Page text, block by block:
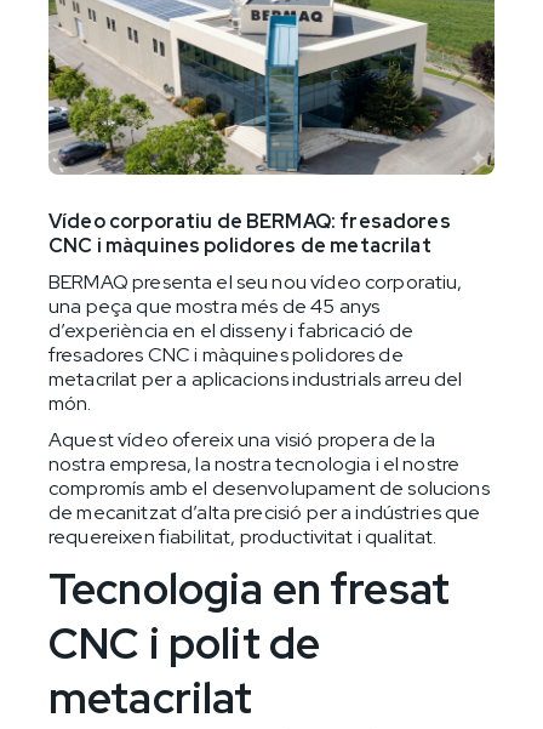
Vídeo corporatiu de BERMAQ: fresadores
CNC i màquines polidores de metacrilat
BERMAQ presenta el seu nou vídeo corporatiu,
una peça que mostra més de 45 anys
d’experiència en el disseny i fabricació de
fresadores CNC i màquines polidores de
metacrilat per a aplicacions industrials arreu del
món.
Aquest vídeo ofereix una visió propera de la
nostra empresa, la nostra tecnologia i el nostre
compromís amb el desenvolupament de solucions
de mecanitzat d’alta precisió per a indústries que
requereixen fiabilitat, productivitat i qualitat.
Tecnologia en fresat
CNC i polit de
metacrilat